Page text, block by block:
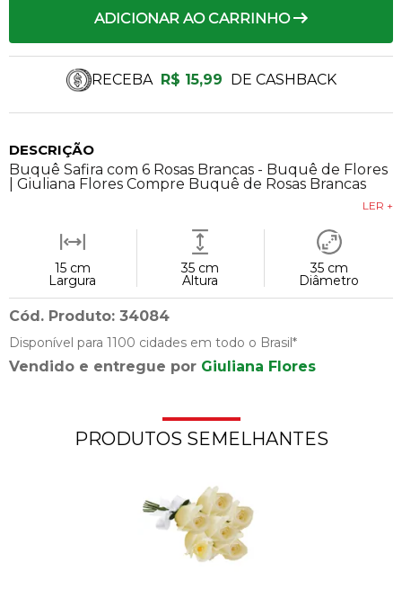
DESCRIÇÃO
Buquê Safira com 6 Rosas Brancas - Buquê de Flores
| Giuliana Flores Compre Buquê de Rosas Brancas
LER +
15 cm
Largura
35 cm
Altura
35 cm
Diâmetro
Cód. Produto: 34084
Disponível para 1100 cidades em todo o Brasil*
Vendido e entregue por Giuliana Flores
RECEBA R$ 15,99 DE CASHBACK
ADICIONAR AO CARRINHO
PRODUTOS SEMELHANTES